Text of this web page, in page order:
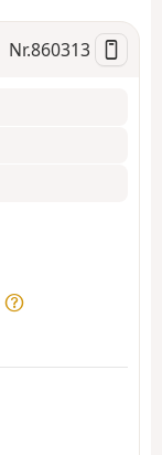
Nr.860313